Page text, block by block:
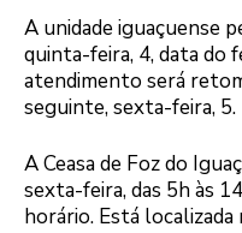
A unidade iguaçuense
quinta-feira, 4, data do
atendimento será
seguinte, sexta-feira, 5.
A Ceasa de Foz do
sexta-feira, das 5h às
horário. Está localizada